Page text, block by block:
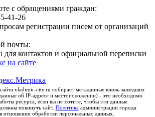
с обращениями граждан:
41-26
регистрации писем от организаций
почты:
для контактов и официальной переписки
на сайте
vladimir-city.ru собирает метаданные вновь зашедших
об IP-адресе и местоположении) - это необходимо
ресурса, если вы не хотите, чтобы эти данные
покинуть сайт. Политикаадминистрации города
отношении обработки персональных данных.